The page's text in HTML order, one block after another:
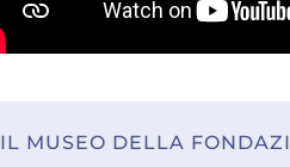
IL MUSEO DELLA